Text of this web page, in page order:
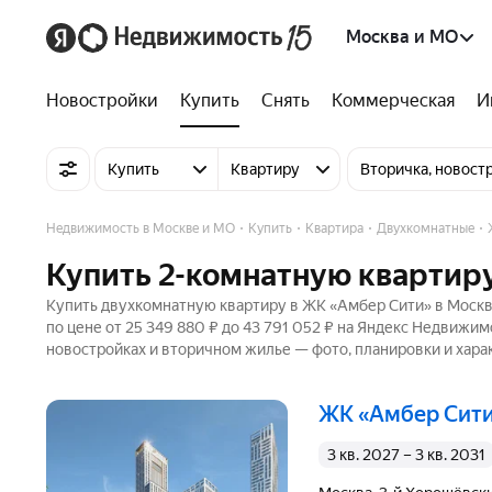
Москва и МО
Новостройки Купить Снять Коммерческая
Купить Квартиру Вторичка,
Недвижимость в Москве и МО Купить Квартира Двухкомнатные
Купить 2-комнатную
Купить двухкомнатную квартиру в ЖК «Амбер Сити» в
по цене от 25 349 880 ₽ до 43 791 052 ₽ на Яндекс
новостройках и вторичном жилье — фото, планировки и
ЖК «Амбер
3 кв. 2027 – 3 кв. 2031